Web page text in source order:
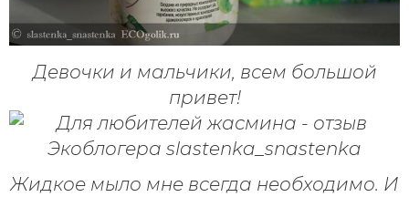
Девочки и мальчики, всем большой
привет!
Жидкое мыло мне всегда необходимо. И